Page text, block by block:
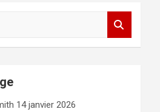
14 janvier 2026